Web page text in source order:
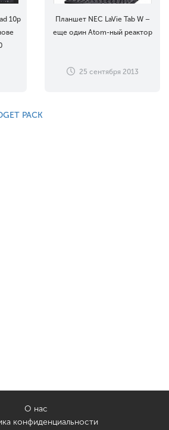
10p
Планшет NEC LaVie Tab W –
еще один Atom-ный реактор
25 сентября 2013
PACK
О нас
конфиденциальности